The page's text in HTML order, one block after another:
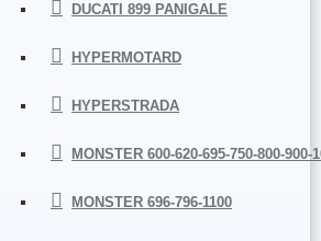
DUCATI 899 PANIGALE
HYPERMOTARD
HYPERSTRADA
MONSTER 600-620-695-750-800-900-
MONSTER 696-796-1100